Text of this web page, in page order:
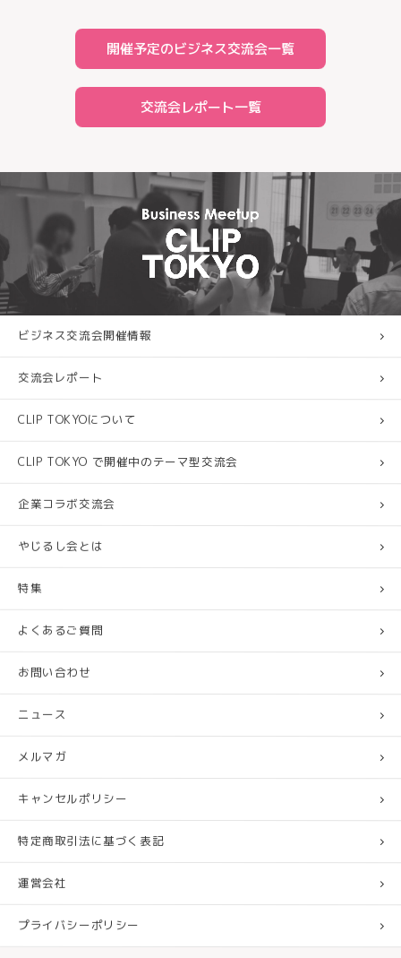
開催予定のビジネス交流会一覧
交流会レポート一覧
ビジネス交流会開催情報
交流会レポート
CLIP TOKYOについて
CLIP TOKYO で開催中のテーマ型交流会
企業コラボ交流会
やじるし会とは
特集
よくあるご質問
お問い合わせ
ニュース
メルマガ
キャンセルポリシー
特定商取引法に基づく表記
運営会社
プライバシーポリシー